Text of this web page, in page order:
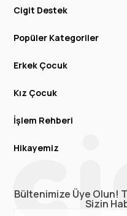
Cigit Destek
Popüler Kategoriler
Erkek Çocuk
Kız Çocuk
İşlem Rehberi
Hikayemiz
Bültenimize Üye Olun!
Sizin